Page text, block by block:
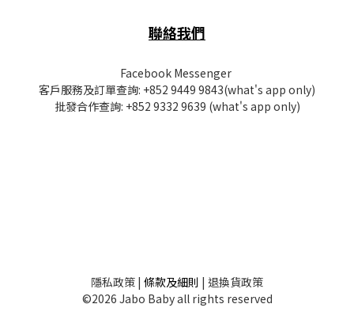
聯絡我們
Facebook Messenger
客戶服務及訂單查詢: +852 9449 9843(what's app only)
批發合作查詢: +852 9332 9639 (what's app only)
隱私政策 | 條款及細則 | 退換貨政策
©2026 Jabo Baby all rights reserved